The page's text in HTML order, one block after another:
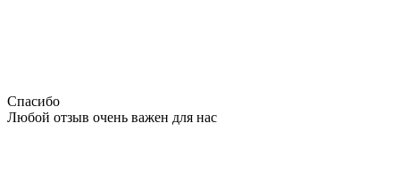
Спасибо
Любой отзыв очень важен для нас